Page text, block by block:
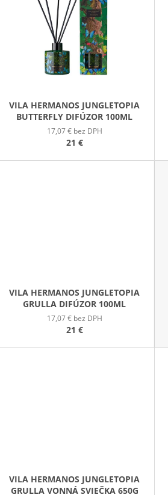
VILA HERMANOS JUNGLETOPIA
BUTTERFLY DIFÚZOR 100ML
17,07 € bez DPH
21 €
VILA HERMANOS JUNGLETOPIA
GRULLA DIFÚZOR 100ML
17,07 € bez DPH
21 €
VILA HERMANOS JUNGLETOPIA
GRULLA VONNÁ SVIEČKA 650G